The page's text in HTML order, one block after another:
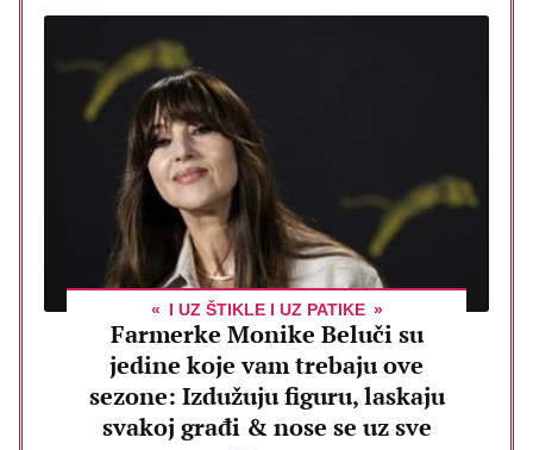
I UZ ŠTIKLE I UZ PATIKE
Farmerke Monike Beluči su
jedine koje vam trebaju ove
sezone: Izdužuju figuru, laskaju
svakoj građi & nose se uz sve